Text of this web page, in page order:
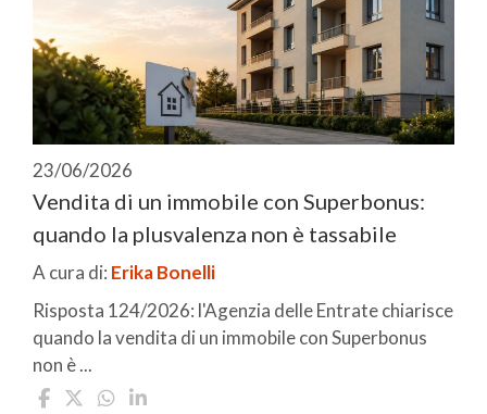
23/06/2026
Vendita di un immobile con Superbonus:
quando la plusvalenza non è tassabile
A cura di: Erika Bonelli
Risposta 124/2026: l'Agenzia delle Entrate chiarisce
quando la vendita di un immobile con Superbonus
non è ...